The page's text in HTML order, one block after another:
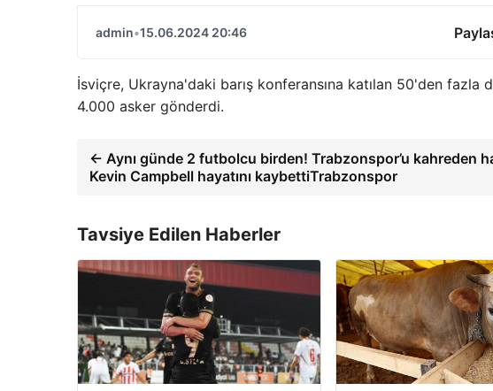
admin•15.06.2024 20:46
İsviçre, Ukrayna'daki barış konferansına katılan 50'den fazla
4.000 asker gönderdi.
← Aynı günde 2 futbolcu birden! Trabzonspor’u kahreden
Kevin Campbell hayatını kaybettiTrabzonspor
Tavsiye Edilen Haberler